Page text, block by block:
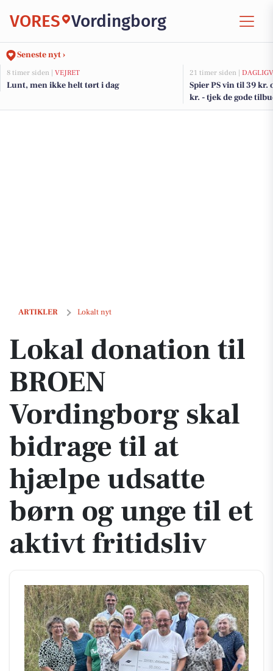
VORES Vordingborg
Seneste nyt ›
8 timer siden | VEJRET
Lunt, men ikke helt tørt i dag
21 timer siden |
Spier PS vin til 39 kr.
kr. - tjek de gode
ARTIKLER Lokalt nyt
Lokal donation til BROEN Vordingborg skal bidrage til at hjælpe
Lokal donation til
BROEN
Vordingborg skal
bidrage til at
hjælpe udsatte
børn og unge til et
aktivt fritidsliv